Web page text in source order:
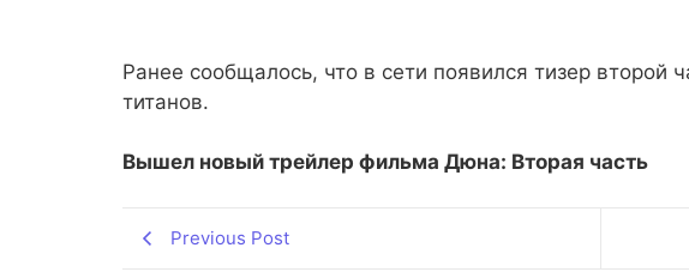
Ранее сообщалось, что в сети появился тизер второй
титанов.
Вышел новый трейлер фильма Дюна: Вторая часть
Previous Post